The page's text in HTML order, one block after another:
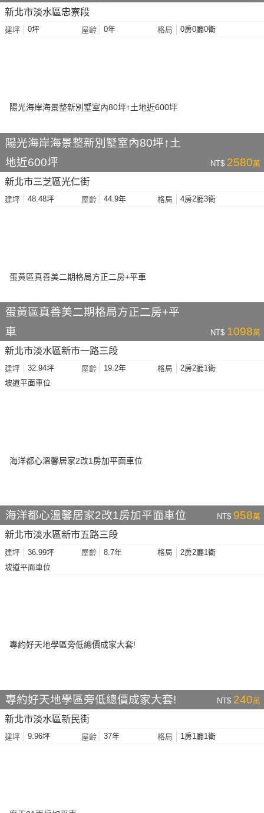
新北市淡水區忠寮段
建坪 0坪 屋齡 0年 格局 0房0廳0衛
陽光海岸海景整新別墅室內80坪↑土
地近600坪
NT$ 2580萬
新北市三芝區光仁街
建坪 48.48坪 屋齡 44.9年 格局 4房2廳3衛
蛋黃區真善美二期格局方正二房+平
車
NT$ 1098萬
新北市淡水區新市一路三段
建坪 32.94坪 屋齡 19.2年 格局
2房2廳1衛
坡道平面車位
海洋都心溫馨居家2改1房加平面車位 NT$ 958萬
新北市淡水區新市五路三段
建坪 36.99坪 屋齡 8.7年 格局
2房2廳1衛
坡道平面車位
專約好天地學區旁低總價成家大套! NT$ 240萬
新北市淡水區新民街
建坪 9.96坪 屋齡 37年 格局 1房1廳1衛